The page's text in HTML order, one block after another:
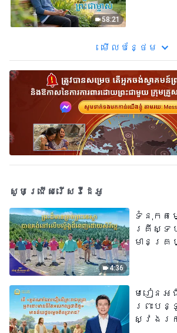
58:21
មើល​​បន្ថែម​
សូមជ្រើសរើសវីដេអូ
4:36
ទំនុកត
គ្រីស្ទ
មានគ្រប់
មេរៀន
ព្រះបន្
ស្វែងរ